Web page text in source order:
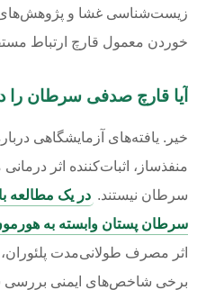
زیست‌شناسی غشا و پژوهش‌های
خوردن معمول قارچ ارتباط
آیا قارچ صدفی سرطان را
خیر. یافته‌های آزمایشگاهی
منفذساز، اثبات‌کننده اثر
سرطان نیستند.
سرطان پستان وابسته به
اثر مصرف طولانی‌مدت پلئوران،
برخی شاخص‌های ایمنی بررسی